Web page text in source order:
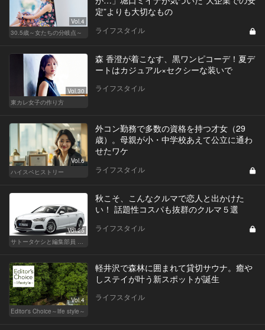
Vol.4
30.5歳～女たちの分岐点～
定”よりも大切なもの
ライフスタイル
Vol.30
東カレ女子の作り方
森 香澄が着こなす、黒ワンピコーデ！夏デ
ートはカジュアル×セクシーな装いで
ライフスタイル
Vol.6
ハイスペヒストリー
外コン勤務で多数の資格を持つ才女（29
歳）。母親が小・中学校あえて公立に通わ
せたワケ
ライフスタイル
Vol.25
秋こそ、こんなクルマで恋人と出かけた
い！ 話題性コスパも抜群のクルマ５選
ライフスタイル
Vol.4
Editor's Choice～life style～
軽井沢で森林に囲まれて貸切サウナ。癒や
しステイが叶う新スポットが誕生
ライフスタイル